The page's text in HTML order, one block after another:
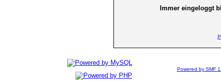
Immer eingeloggt
Powered by SMF